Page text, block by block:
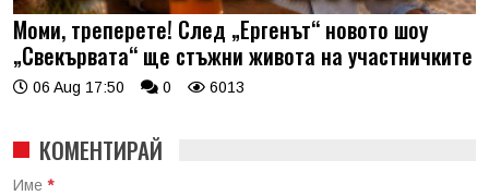
Моми, треперете! След „Ергенът“ новото шоу
„Свекървата“ ще стъжни живота на участничките
06 Aug 17:50 0 6013
КОМЕНТИРАЙ
Име *